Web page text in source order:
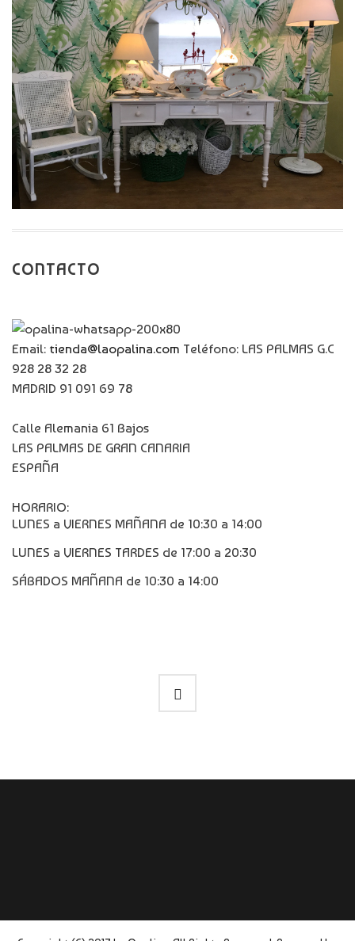
CONTACTO
Email: tienda@laopalina.com Teléfono: LAS PALMAS G.C
928 28 32 28
MADRID 91 091 69 78
Calle Alemania 61 Bajos
LAS PALMAS DE GRAN CANARIA
ESPAÑA
HORARIO:
LUNES a VIERNES MAÑANA de 10:30 a 14:00
LUNES a VIERNES TARDES de 17:00 a 20:30
SÁBADOS MAÑANA de 10:30 a 14:00